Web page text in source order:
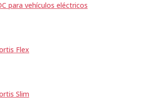
para vehículos eléctricos
Flex
Slim